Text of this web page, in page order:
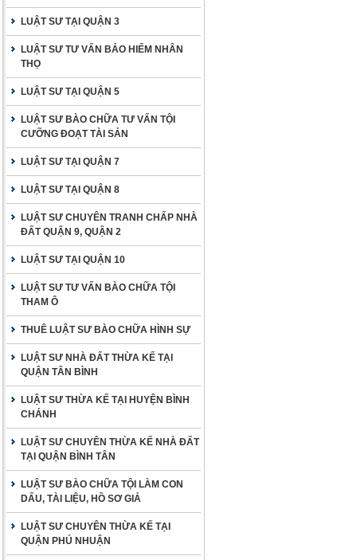
LUẬT SƯ TẠI QUẬN 3
LUẬT SƯ TƯ VẤN BẢO HIỂM NHÂN
THỌ
LUẬT SƯ TẠI QUẬN 5
LUẬT SƯ BÀO CHỮA TƯ VẤN TỘI
CƯỠNG ĐOẠT TÀI SẢN
LUẬT SƯ TẠI QUẬN 7
LUẬT SƯ TẠI QUẬN 8
LUẬT SƯ CHUYÊN TRANH CHẤP NHÀ
ĐẤT QUẬN 9, QUẬN 2
LUẬT SƯ TẠI QUẬN 10
LUẬT SƯ TƯ VẤN BÀO CHỮA TỘI
THAM Ô
THUÊ LUẬT SƯ BÀO CHỮA HÌNH SỰ
LUẬT SƯ NHÀ ĐẤT THỪA KẾ TẠI
QUẬN TÂN BÌNH
LUẬT SƯ THỪA KẾ TẠI HUYỆN BÌNH
CHÁNH
LUẬT SƯ CHUYÊN THỪA KẾ NHÀ ĐẤT
TẠI QUẬN BÌNH TÂN
LUẬT SƯ BÀO CHỮA TỘI LÀM CON
DẤU, TÀI LIỆU, HỒ SƠ GIẢ
LUẬT SƯ CHUYÊN THỪA KẾ TẠI
QUẬN PHÚ NHUẬN